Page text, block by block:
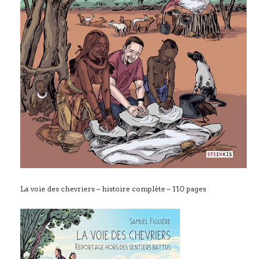
La voie des chevriers – histoire complète – 110 pages